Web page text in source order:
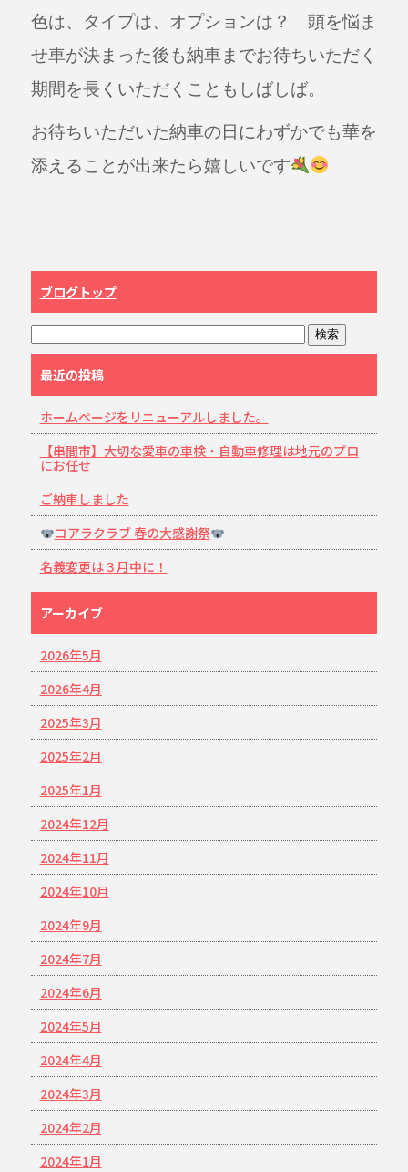
色は、タイプは、オプションは？ 頭を悩ま
せ車が決まった後も納車までお待ちいただく
期間を長くいただくこともしばしば。
お待ちいただいた納車の日にわずかでも華を
添えることが出来たら嬉しいです
ブログトップ
最近の投稿
ホームページをリニューアルしました。
【串間市】大切な愛車の車検・自動車修理は地元のプロ
にお任せ
ご納車しました
コアラクラブ 春の大感謝祭
名義変更は３月中に！
アーカイブ
2026年5月
2026年4月
2025年3月
2025年2月
2025年1月
2024年12月
2024年11月
2024年10月
2024年9月
2024年7月
2024年6月
2024年5月
2024年4月
2024年3月
2024年2月
2024年1月